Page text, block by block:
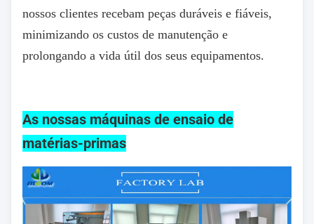
nossos clientes recebam peças duráveis e fiáveis,
minimizando os custos de manutenção e
prolongando a vida útil dos seus equipamentos.
As nossas máquinas de ensaio de
matérias-primas